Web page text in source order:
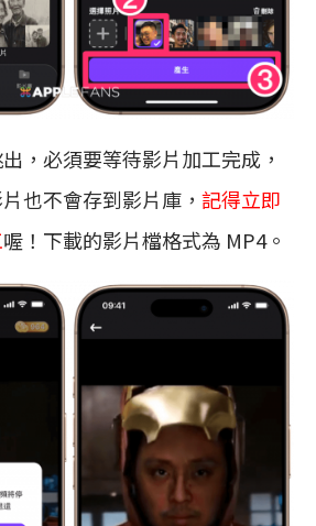
，必須要等待影片加工完成，
也不會存到影片庫， 記得立即
喔！下載的影片檔格式為 MP4。